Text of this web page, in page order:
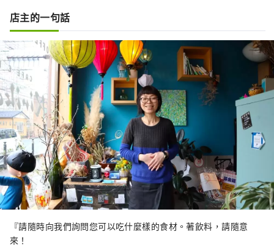
店主的一句話
『請隨時向我們詢問您可以吃什麼樣的食材。著飲料，請隨意
來！